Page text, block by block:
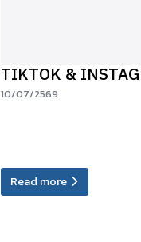
TIKTOK &
10/07/2569
Read more